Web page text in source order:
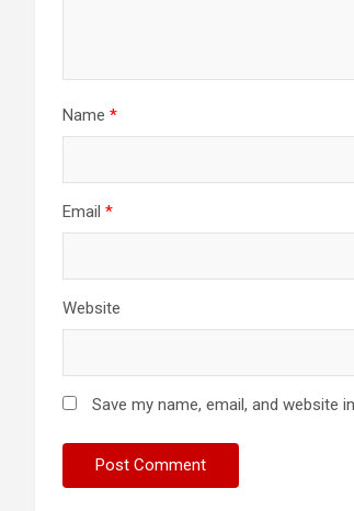
Name *
Email *
Website
Save my name, email, and website